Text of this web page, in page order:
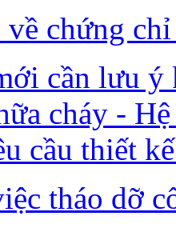
chứng
cần lưu
cháy -
cầu thiết
tháo dỡ